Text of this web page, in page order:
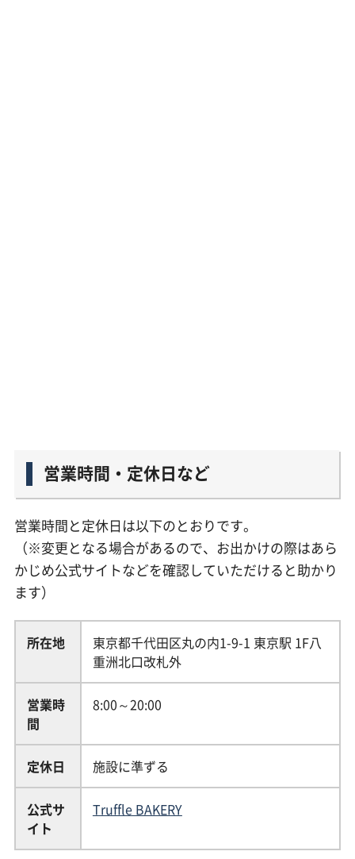
営業時間・定休日など
営業時間と定休日は以下のとおりです。
（※変更となる場合があるので、お出かけの際はあら
かじめ公式サイトなどを確認していただけると助かり
ます）
所在地
東京都千代田区丸の内1-9-1 東京駅 1F八
重洲北口改札外
営業時
間
8:00～20:00
定休日 施設に準ずる
公式サ
イト
Truffle BAKERY